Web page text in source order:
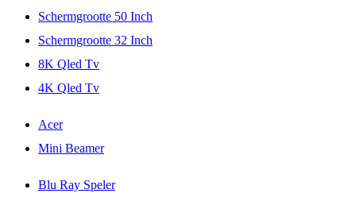
Schermgrootte 50 Inch
Schermgrootte 32 Inch
8K Qled Tv
4K Qled Tv
Acer
Mini Beamer
Blu Ray Speler